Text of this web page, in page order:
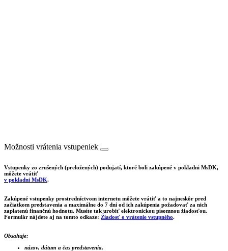
Možnosti vrátenia vstupeniek
Vstupenky zo zrušených (preložených) podujatí, ktoré boli zakúpené v pokladni MsDK,
môžete vrátiť
v pokladni MsDK.
Zakúpené vstupenky prostredníctvom internetu môžete vrátiť a to najneskôr pred
začiatkom predstavenia a maximálne do 7 dní od ich zakúpenia požadovať za nich
zaplatenú finančnú hodnotu. Musíte tak urobiť elektronickou písomnou žiadosťou.
Formulár nájdete aj na tomto odkaze: Žiadosť o vrátenie vstupného.
Obsahuje:
názov, dátum a čas predstavenia,